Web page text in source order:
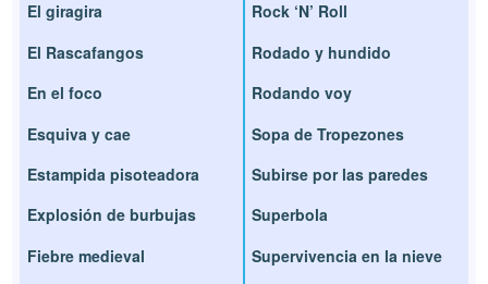
El giragira
El Rascafangos
En el foco
Esquiva y cae
Estampida pisoteadora
Explosión de burbujas
Fiebre medieval
Rock ‘N’ Roll
Rodado y hundido
Rodando voy
Sopa de Tropezones
Subirse por las paredes
Superbola
Supervivencia en la nieve